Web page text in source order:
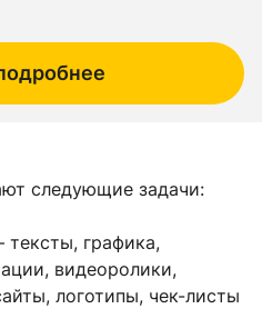
следующие задачи:
тексты, графика,
видеоролики,
логотипы, чек-листы